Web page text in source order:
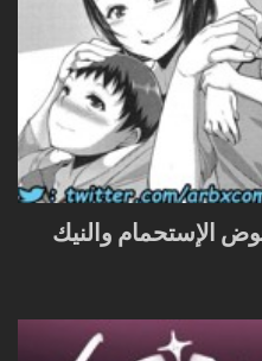
الإستحمام والنيك